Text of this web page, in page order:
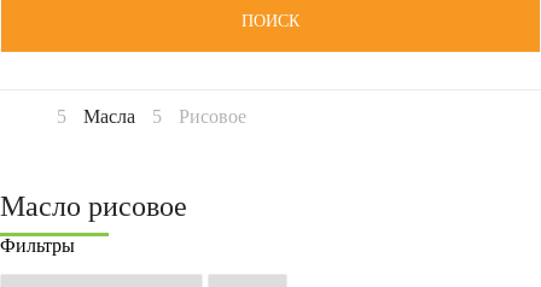
ПОИСК
Масла Рисовое
Масло рисовое
Фильтры